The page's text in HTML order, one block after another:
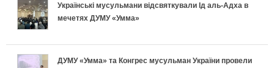
Українські мусульмани відсвяткували Ід аль-Адха в
мечетях ДУМУ «Умма»
ДУМУ «Умма» та Конгрес мусульман України провели